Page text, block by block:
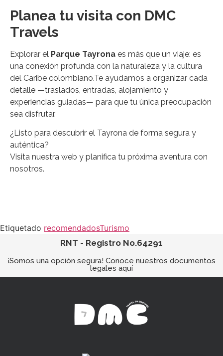
Planea tu visita con DMC
Travels
Explorar el Parque Tayrona es más que un viaje: es
una conexión profunda con la naturaleza y la cultura
del Caribe colombiano.Te ayudamos a organizar cada
detalle —traslados, entradas, alojamiento y
experiencias guiadas— para que tu única preocupación
sea disfrutar.
¿Listo para descubrir el Tayrona de forma segura y
auténtica?
Visita nuestra web y planifica tu próxima aventura con
nosotros.
Etiquetado recomendadosTurismo
RNT - Registro No.64291
¡Somos una opción segura! Conoce nuestros documentos
legales aquí